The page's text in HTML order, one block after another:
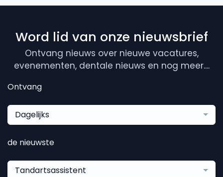
Word lid van onze nieuwsbrief
Ontvang nieuws over nieuwe vacatures,
evenementen, dentale nieuws en nog meer....
Ontvang
Dagelijks
de nieuwste
Tandartsassistent